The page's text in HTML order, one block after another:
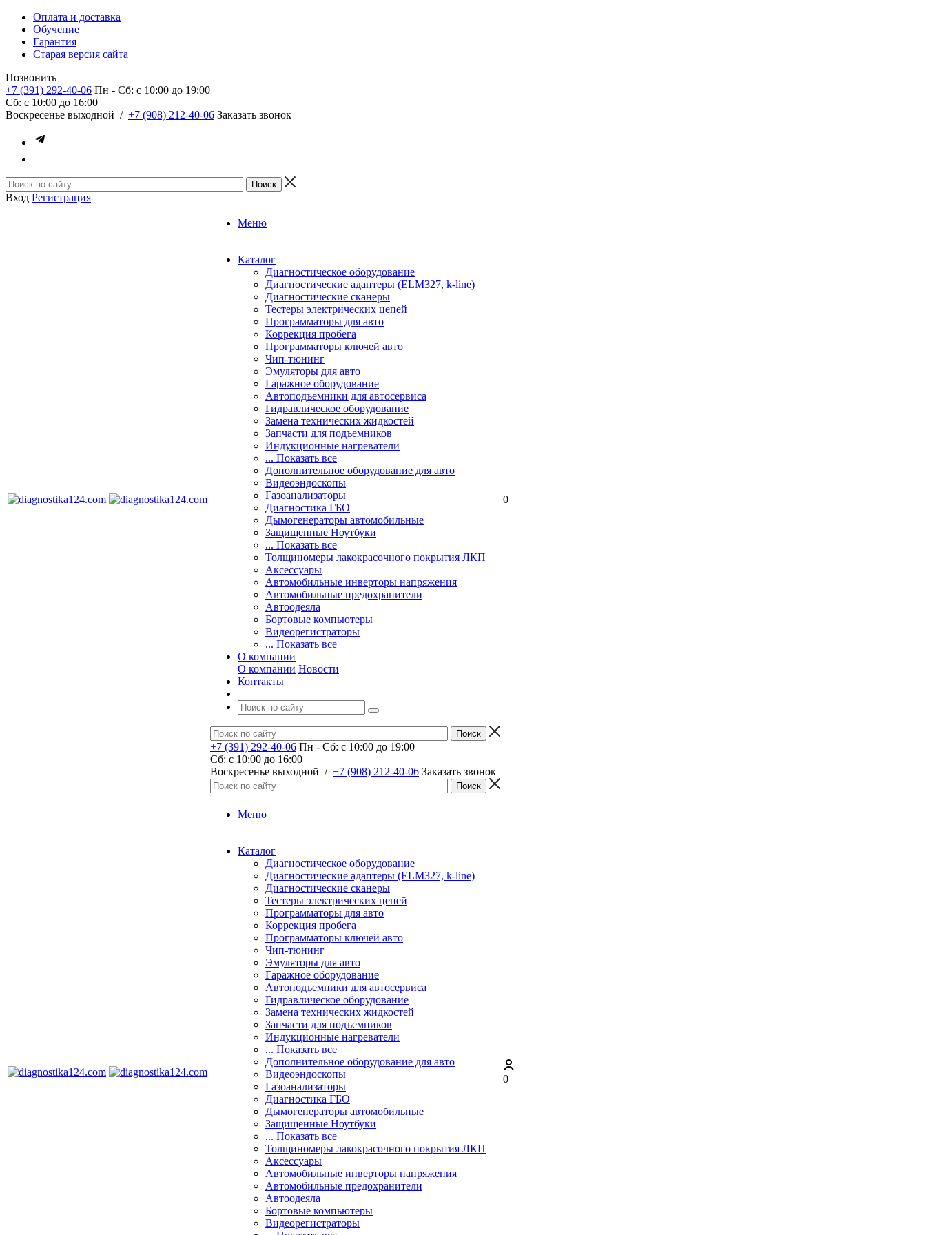
Оплата и доставка
Обучение
Гарантия
Старая версия сайта
Позвонить
+7 (391) 292-40-06 Пн - Сб: c 10:00 до 19:00
Сб: c 10:00 до 16:00
​Воскресенье выходной / +7 (908) 212-40-06 Заказать звонок
Вход Регистрация
Меню
Каталог
Диагностическое оборудование
Диагностические адаптеры (ELM327, k-line)
Диагностические сканеры
Тестеры электрических цепей
Программаторы для авто
Коррекция пробега
Программаторы ключей авто
Чип-тюнинг
Эмуляторы для авто
Гаражное оборудование
Автоподъемники для автосервиса
Гидравлическое оборудование
Замена технических жидкостей
Запчасти для подъемников
Индукционные нагреватели
... Показать все
Дополнительное оборудование для авто
Видеоэндоскопы
Газоанализаторы
Диагностика ГБО
Дымогенераторы автомобильные
Защищенные Ноутбуки
... Показать все
Толщиномеры лакокрасочного покрытия ЛКП
Аксессуары
Автомобильные инверторы напряжения
Автомобильные предохранители
Автоодеяла
Бортовые компьютеры
Видеорегистраторы
... Показать все
О компании
О компании Новости
Контакты
+7 (391) 292-40-06 Пн - Сб: c 10:00 до 19:00
Сб: c 10:00 до 16:00
​Воскресенье выходной / +7 (908) 212-40-06 Заказать звонок
0
Меню
Каталог
Диагностическое оборудование
Диагностические адаптеры (ELM327, k-line)
Диагностические сканеры
Тестеры электрических цепей
Программаторы для авто
Коррекция пробега
Программаторы ключей авто
Чип-тюнинг
Эмуляторы для авто
Гаражное оборудование
Автоподъемники для автосервиса
Гидравлическое оборудование
Замена технических жидкостей
Запчасти для подъемников
Индукционные нагреватели
... Показать все
Дополнительное оборудование для авто
Видеоэндоскопы
Газоанализаторы
Диагностика ГБО
Дымогенераторы автомобильные
Защищенные Ноутбуки
... Показать все
Толщиномеры лакокрасочного покрытия ЛКП
Аксессуары
Автомобильные инверторы напряжения
Автомобильные предохранители
Автоодеяла
Бортовые компьютеры
Видеорегистраторы
0